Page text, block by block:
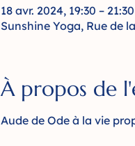
18 avr. 2024, 19:30 – 21:30
Sunshine Yoga, Rue de
À propos de
Aude de Ode à la vie